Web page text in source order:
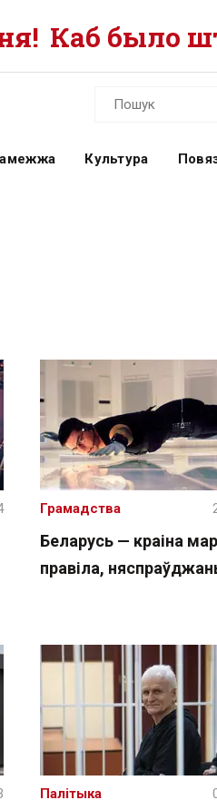
Каб было
Культура
Беларусь — краіна
правіла,
Грамадства
Палітыка